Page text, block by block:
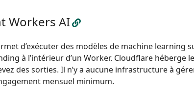
Workers AI
d’exécuter des modèles de machine learning
à l’intérieur d’un Worker. Cloudflare héberge
des sorties. Il n’y a aucune infrastructure à
mensuel minimum.